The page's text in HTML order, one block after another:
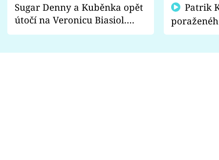
Sugar Denny a Kuběnka opět
útočí na Veronicu Biasiol.
Proč je podle nich falešná a
fanoušci